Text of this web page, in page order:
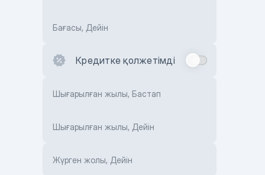
Бағасы, Дейін
Кредитке қолжетімді
Шығарылған жылы, Бастап
Шығарылған жылы, Дейін
Жүрген жолы, Дейін